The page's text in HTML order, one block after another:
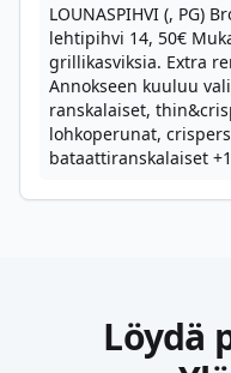
LOUNASPIHVI (, PG)
lehtipihvi 14, 50€
grillikasviksia. Extra
Annokseen kuuluu
ranskalaiset,
lohkoperunat,
bataattiranskalaiset
Löydä